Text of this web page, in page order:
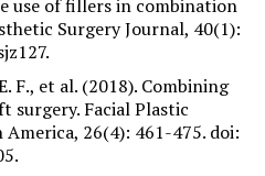
use of fillers in combination
Surgery Journal, 40(1):
F., et al. (2018). Combining
Facial Plastic
26(4): 461-475. doi: